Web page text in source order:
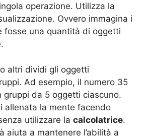
operazione. Utilizza la
Ovvero immagina i
fosse una quantità di oggetti
altri dividi gli oggetti
Ad esempio, il numero 35
gruppi da 5 oggetti ciascuno.
allenata la mente facendo
utilizzare la calcolatrice.
aiuta a mantenere l’abilità a